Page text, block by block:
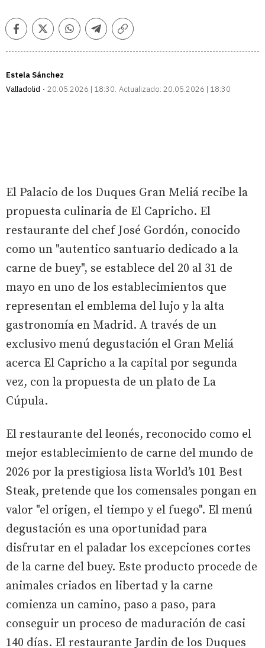
FacebookTwitterWhatsappTelegramCopiar
Estela Sánchez
Valladolid
20.05.2026 | 18:30 Actualizado: 20.05.2026 | 18:30
El Palacio de los Duques Gran Meliá recibe la
propuesta culinaria de El Capricho. El
restaurante del chef José Gordón, conocido
como un "autentico santuario dedicado a la
carne de buey", se establece del 20 al 31 de
mayo en uno de los establecimientos que
representan el emblema del lujo y la alta
gastronomía en Madrid. A través de un
exclusivo menú degustación el Gran Meliá
acerca El Capricho a la capital por segunda
vez, con la propuesta de un plato de La
Cúpula.
El restaurante del leonés, reconocido como el
mejor establecimiento de carne del mundo de
2026 por la prestigiosa lista World’s 101 Best
Steak, pretende que los comensales pongan en
valor "el origen, el tiempo y el fuego". El menú
degustación es una oportunidad para
disfrutar en el paladar los excepciones cortes
de la carne del buey. Este producto procede de
animales criados en libertad y la carne
comienza un camino, paso a paso, para
conseguir un proceso de maduración de casi
140 días. El restaurante Jardin de los Duques